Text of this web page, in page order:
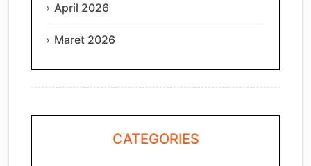
April 2026
Maret 2026
CATEGORIES